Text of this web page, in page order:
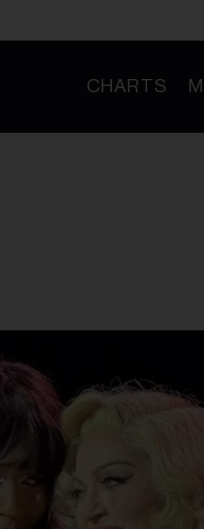
CHARTS